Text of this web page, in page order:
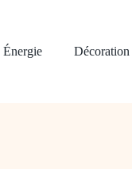
Énergie Décoration